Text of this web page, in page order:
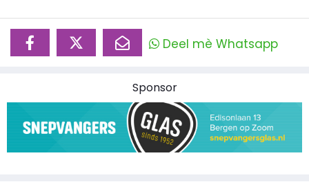
Deel mè Whatsapp
Sponsor